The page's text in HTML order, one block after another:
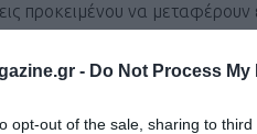
- Do Not Process
opt-out of the sale, sharing to
προκειμένου να μεταφέρουν
τον κόσμο στοGoogleNews